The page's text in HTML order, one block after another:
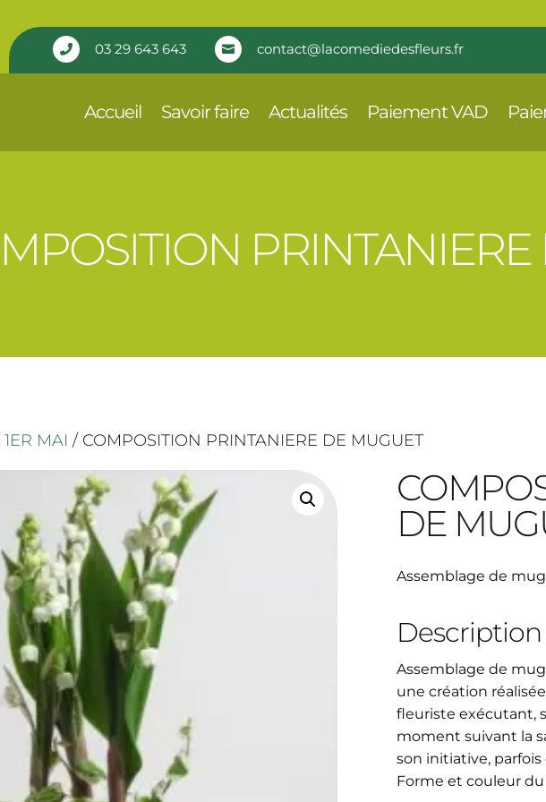
 03 29 643 643  contact@lacomediedesfleurs.fr
Accueil Savoir faire Actualités Paiement VAD
1ER MAI / COMPOSITION PRINTANIERE DE MUGUET
DE
Assemblage de
Description
Assemblage de
une création
fleuriste exécutant,
moment suivant la
son initiative,
Forme et couleur